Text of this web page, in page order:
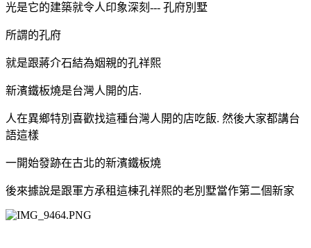
光是它的建築就令人印象深刻--- 孔府別墅
所謂的孔府
就是跟蔣介石結為姻親的孔祥熙
新濱鐵板燒是台灣人開的店.
人在異鄉特別喜歡找這種台灣人開的店吃飯. 然後大家都講台
語這樣
一開始發跡在古北的新濱鐵板燒
後來據說是跟軍方承租這棟孔祥熙的老別墅當作第二個新家